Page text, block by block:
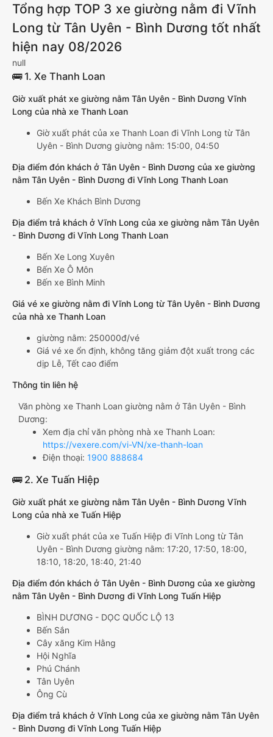
Tổng hợp TOP 3 xe giường nằm đi Vĩnh
Long từ Tân Uyên - Bình Dương tốt nhất
hiện nay 08/2026
null
🚌 1. Xe Thanh Loan
Giờ xuất phát xe giường nằm Tân Uyên - Bình Dương Vĩnh
Long của nhà xe Thanh Loan
Giờ xuất phát của xe Thanh Loan đi Vĩnh Long từ Tân
Uyên - Bình Dương giường nằm: 15:00, 04:50
Địa điểm đón khách ở Tân Uyên - Bình Dương của xe giường
nằm Tân Uyên - Bình Dương đi Vĩnh Long Thanh Loan
Bến Xe Khách Bình Dương
Địa điểm trả khách ở Vĩnh Long của xe giường nằm Tân Uyên
- Bình Dương đi Vĩnh Long Thanh Loan
Bến Xe Long Xuyên
Bến Xe Ô Môn
Bến xe Bình Minh
Giá vé xe giường nằm đi Vĩnh Long từ Tân Uyên - Bình Dương
của nhà xe Thanh Loan
giường nằm: 250000đ/vé
Giá vé xe ổn định, không tăng giảm đột xuất trong các
dịp Lễ, Tết cao điểm
Thông tin liên hệ
Văn phòng xe Thanh Loan giường nằm ở Tân Uyên - Bình
Dương:
Xem địa chỉ văn phòng nhà xe Thanh Loan:
https://vexere.com/vi-VN/xe-thanh-loan
Điện thoại: 1900 888684
🚌 2. Xe Tuấn Hiệp
Giờ xuất phát xe giường nằm Tân Uyên - Bình Dương Vĩnh
Long của nhà xe Tuấn Hiệp
Giờ xuất phát của xe Tuấn Hiệp đi Vĩnh Long từ Tân
Uyên - Bình Dương giường nằm: 17:20, 17:50, 18:00,
18:10, 18:20, 18:40, 21:40
Địa điểm đón khách ở Tân Uyên - Bình Dương của xe giường
nằm Tân Uyên - Bình Dương đi Vĩnh Long Tuấn Hiệp
BÌNH DƯƠNG - DỌC QUỐC LỘ 13
Bến Sắn
Cây xăng Kim Hằng
Hội Nghĩa
Phú Chánh
Tân Uyên
Ông Cù
Địa điểm trả khách ở Vĩnh Long của xe giường nằm Tân Uyên
- Bình Dương đi Vĩnh Long Tuấn Hiệp